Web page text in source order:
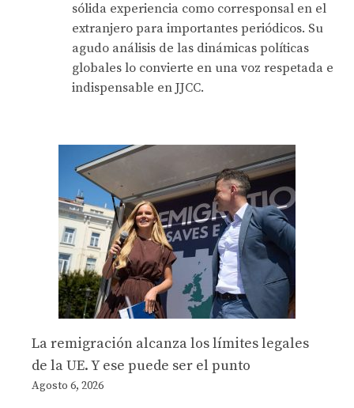
sólida experiencia como corresponsal en el
extranjero para importantes periódicos. Su
agudo análisis de las dinámicas políticas
globales lo convierte en una voz respetada e
indispensable en JJCC.
La remigración alcanza los límites legales
de la UE. Y ese puede ser el punto
Agosto 6, 2026